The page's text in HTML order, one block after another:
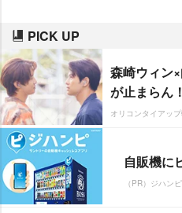
PICK UP
森崎ウィン
が止まらん！
オリコンタイアッ
自販機に
（PR）ジハンピ